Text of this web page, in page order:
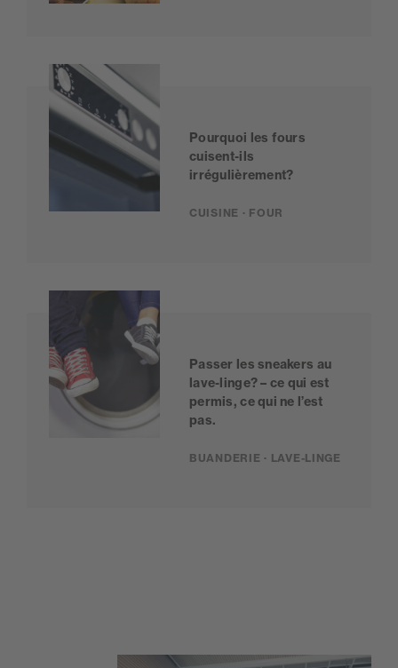
Pourquoi les fours
cuisent-ils
irrégulièrement?
CUISINE · FOUR
Passer les sneakers au
lave-linge? – ce qui est
permis, ce qui ne l’est
pas.
BUANDERIE · LAVE-LINGE